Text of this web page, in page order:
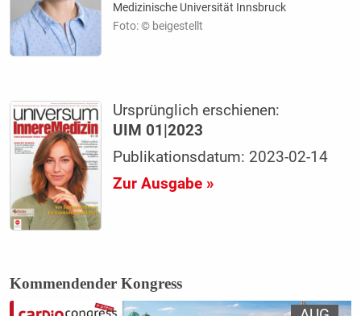
Medizinische Universität Innsbruck
Foto: © beigestellt
Ursprünglich erschienen:
UIM 01|2023
Publikationsdatum: 2023-02-14
Zur Ausgabe »
Kommendender Kongress